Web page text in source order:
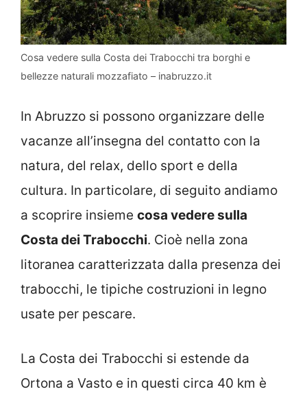
Cosa vedere sulla Costa dei Trabocchi tra borghi e
bellezze naturali mozzafiato – inabruzzo.it
In Abruzzo si possono organizzare delle
vacanze all’insegna del contatto con la
natura, del relax, dello sport e della
cultura. In particolare, di seguito andiamo
a scoprire insieme cosa vedere sulla
Costa dei Trabocchi. Cioè nella zona
litoranea caratterizzata dalla presenza dei
trabocchi, le tipiche costruzioni in legno
usate per pescare.
La Costa dei Trabocchi si estende da
Ortona a Vasto e in questi circa 40 km è